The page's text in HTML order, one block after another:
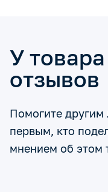
У
отзывов
Помогите
первым, кто
мнением об этом